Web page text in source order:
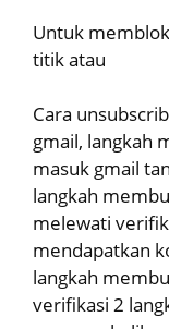
Untuk
titik atau
Cara
gmail, langkah
masuk gmail
langkah
melewati
mendapatkan
langkah
verifikasi 2